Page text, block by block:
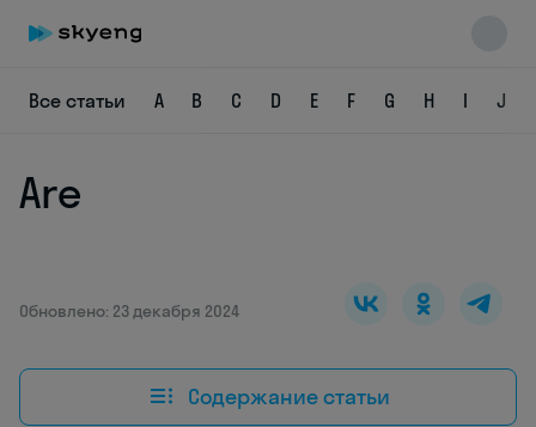
Все статьи A B C D E F G H I J
Are
Обновлено: 23 декабря 2024
Содержание статьи